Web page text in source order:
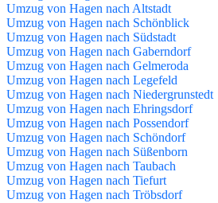
Umzug von Hagen nach Altstadt
Umzug von Hagen nach Schönblick
Umzug von Hagen nach Südstadt
Umzug von Hagen nach Gaberndorf
Umzug von Hagen nach Gelmeroda
Umzug von Hagen nach Legefeld
Umzug von Hagen nach Niedergrunstedt
Umzug von Hagen nach Ehringsdorf
Umzug von Hagen nach Possendorf
Umzug von Hagen nach Schöndorf
Umzug von Hagen nach Süßenborn
Umzug von Hagen nach Taubach
Umzug von Hagen nach Tiefurt
Umzug von Hagen nach Tröbsdorf